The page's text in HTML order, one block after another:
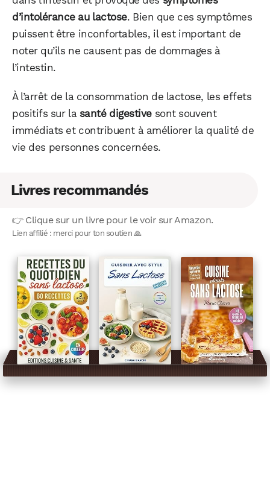
d’intolérance au lactose. Bien que ces symptômes
puissent être inconfortables, il est important de
noter qu’ils ne causent pas de dommages à
l’intestin.
À l’arrêt de la consommation de lactose, les effets
positifs sur la santé digestivesont souvent
immédiats et contribuent à améliorer la qualité de
vie des personnes concernées.
Livres recommandés
👉 Clique sur un livre pour le voir sur Amazon.
Lien affilié : merci pour ton soutien 🙏